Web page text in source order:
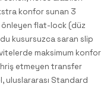
konfor sunan 3
önleyen flat-lock (düz
kusursuzca saran slip
maksimum konfor
etmeyen transfer
uluslararası Standard